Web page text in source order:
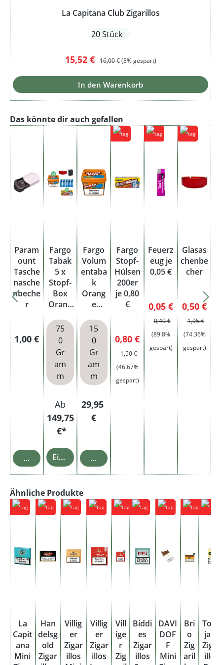
La Capitana Club Zigarillos
20 Stück
Verkaufspreis:
15,52 € Regulärer Preis:
16,00 € (3% gespart)
In den Warenkorb
Produktgalerie überspringen
Das könnte dir auch gefallen
Param
ount
Tasche
nasche
nbeche
r
Regulärer Preis:
1,00 €
In den Warenkorb
Fargo
Tabak
5 x
Stopf-
Box
Orang
1000
Fargo
Filterh
ülsen
75
0
Gr
am
m
Ab
149,75
€*
Einzelheiten
Fargo
Volum
entaba
k
Orang
e
Box XL
15
0
Gr
am
m
Regulärer Preis:
29,95
€
In den Warenkorb
Fargo
Stopf-
Hülsen
200er
je 0,80
€
Verkaufspreis:
0,80 €
Regulärer Preis:
1,50 €
(46.67%
gespart)
Feuerz
eug je
0,05 €
Verkaufspreis:
0,05 €
Regulärer Preis:
0,49 €
(89.8%
gespart)
Glasas
chenbe
cher
0,50 €
Regulärer
1,95 €
(74.36%
gespart)
Produktgalerie überspringen
Ähnliche Produkte
La
Capit
ana
Mini
Han
delsg
old
Zigar
Villig
er
Zigar
illos
Villig
er
Zigar
illos
Vill
ige
r
Zig
Biddi
es
Zigar
illos
DAVI
DOF
F
Mini
Bri
o
Zig
aril
Toba
jara
Zigar
illos